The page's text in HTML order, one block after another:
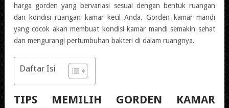
harga gorden yang bervariasi sesuai dengan bentuk ruangan
dan kondisi ruangan kamar kecil Anda. Gorden kamar mandi
yang cocok akan membuat kondisi kamar mandi semakin sehat
dan mengurangi pertumbuhan bakteri di dalam ruangnya.
Daftar Isi
TIPS MEMILIH GORDEN KAMAR